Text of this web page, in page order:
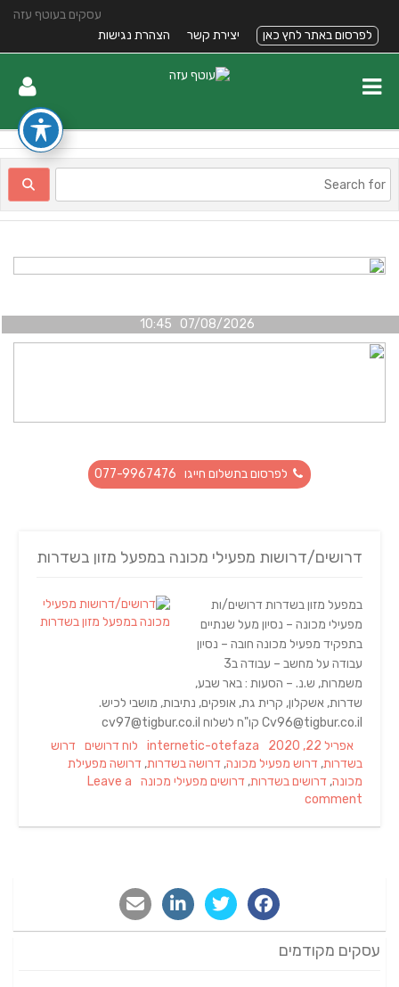
עסקים בעוטף עזה
לפרסום באתר לחץ כאן
יצירת קשר הצהרת נגישות
07/08/2026 10:45
לפרסום בתשלום חייגו 077-9967476
דרושים/דרושות מפעילי מכונה במפעל מזון בשדרות
במפעל מזון בשדרות דרושים/ות
מפעילי מכונה – נסיון מעל שנתיים
בתפקיד מפעיל מכונה חובה – נסיון
עבודה על מחשב – עבודה ב3
משמרות, ש.נ. – הסעות : באר שבע,
שדרות, אשקלון, קרית גת, אופקים, נתיבות, מושבי לכיש.
Cv96@tigbur.co.il קו"ח לשלוח cv97@tigbur.co.il
Posted
on
אפריל 22, 2020 Author
internetic-otefaza
Categories
לוח דרושים Tags
דרוש
בשדרות, דרוש מפעיל מכונה, דרושה בשדרות, דרושה מפעילת
מכונה, דרושים בשדרות, דרושים מפעילי מכונה
Leave a
comment
עסקים מקודמים